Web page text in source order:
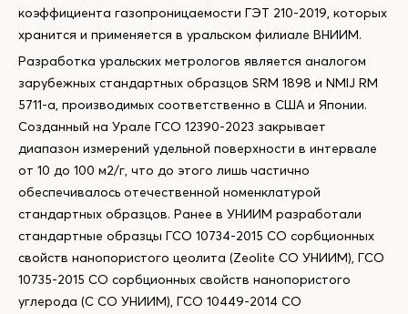
коэффициента газопроницаемости ГЭТ 210-2019, которых
хранится и применяется в уральском филиале ВНИИМ.
Разработка уральских метрологов является аналогом
зарубежных стандартных образцов SRM 1898 и NMIJ RM
5711-a, производимых соответственно в США и Японии.
Созданный на Урале ГСО 12390-2023 закрывает
диапазон измерений удельной поверхности в интервале
от 10 до 100 м2/г, что до этого лишь частично
обеспечивалось отечественной номенклатурой
стандартных образцов. Ранее в УНИИМ разработали
стандартные образцы ГСО 10734-2015 СО сорбционных
свойств нанопористого цеолита (Zeolite СО УНИИМ), ГСО
10735-2015 СО сорбционных свойств нанопористого
углерода (С СО УНИИМ), ГСО 10449-2014 СО